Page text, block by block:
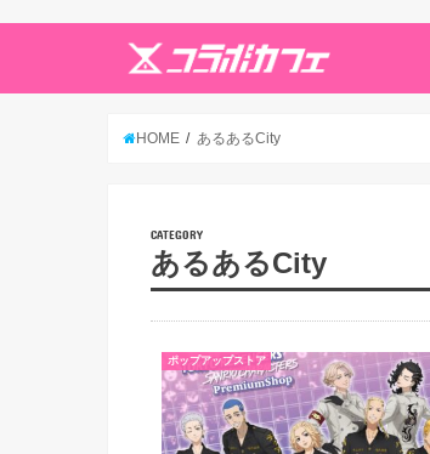
HOME あるあるCity
CATEGORY
あるあるCity
ポップアップストア